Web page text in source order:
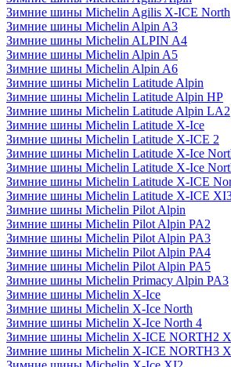
Зимние шины Michelin Agilis X-ICE North
Зимние шины Michelin Alpin A3
Зимние шины Michelin ALPIN A4
Зимние шины Michelin Alpin A5
Зимние шины Michelin Alpin A6
Зимние шины Michelin Latitude Alpin
Зимние шины Michelin Latitude Alpin HP
Зимние шины Michelin Latitude Alpin LA2
Зимние шины Michelin Latitude X-Ice
Зимние шины Michelin Latitude X-ICE 2
Зимние шины Michelin Latitude X-Ice
Зимние шины Michelin Latitude X-Ice
Зимние шины Michelin Latitude X-ICE
Зимние шины Michelin Latitude X-ICE
Зимние шины Michelin Pilot Alpin
Зимние шины Michelin Pilot Alpin PA2
Зимние шины Michelin Pilot Alpin PA3
Зимние шины Michelin Pilot Alpin PA4
Зимние шины Michelin Pilot Alpin PA5
Зимние шины Michelin Primacy Alpin PA3
Зимние шины Michelin X-Ice
Зимние шины Michelin X-Ice North
Зимние шины Michelin X-Ice North 4
Зимние шины Michelin X-ICE NORTH2
Зимние шины Michelin X-ICE NORTH3